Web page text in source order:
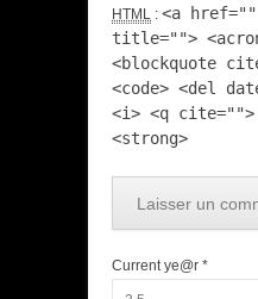
HTML : <a
title="">
<blockquote
<code> <del
<i> <q
<strong>
Current ye@r *